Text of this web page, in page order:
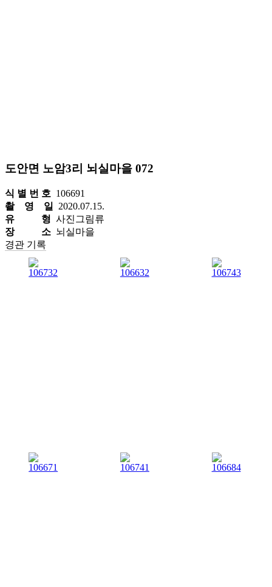
도안면 노암3리 뇌실마을 072
식 별 번 호 106691
촬 영 일
2020.07.15.
유 형 사진그림류
장 소 뇌실마을
경관 기록